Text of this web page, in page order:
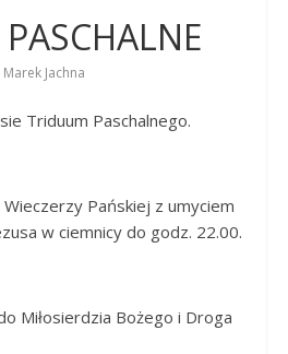
Marek Jachna
Triduum Paschalnego.
Pańskiej z umyciem
w ciemnicy do godz. 22.00.
Miłosierdzia Bożego i Droga